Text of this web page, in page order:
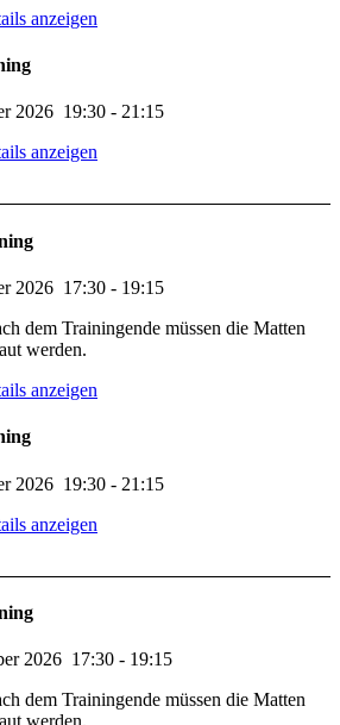
anzeigen
2026 19:30 - 21:15
anzeigen
2026 17:30 - 19:15
dem Trainingende müssen die Matten
werden.
anzeigen
2026 19:30 - 21:15
anzeigen
2026 17:30 - 19:15
dem Trainingende müssen die Matten
werden.